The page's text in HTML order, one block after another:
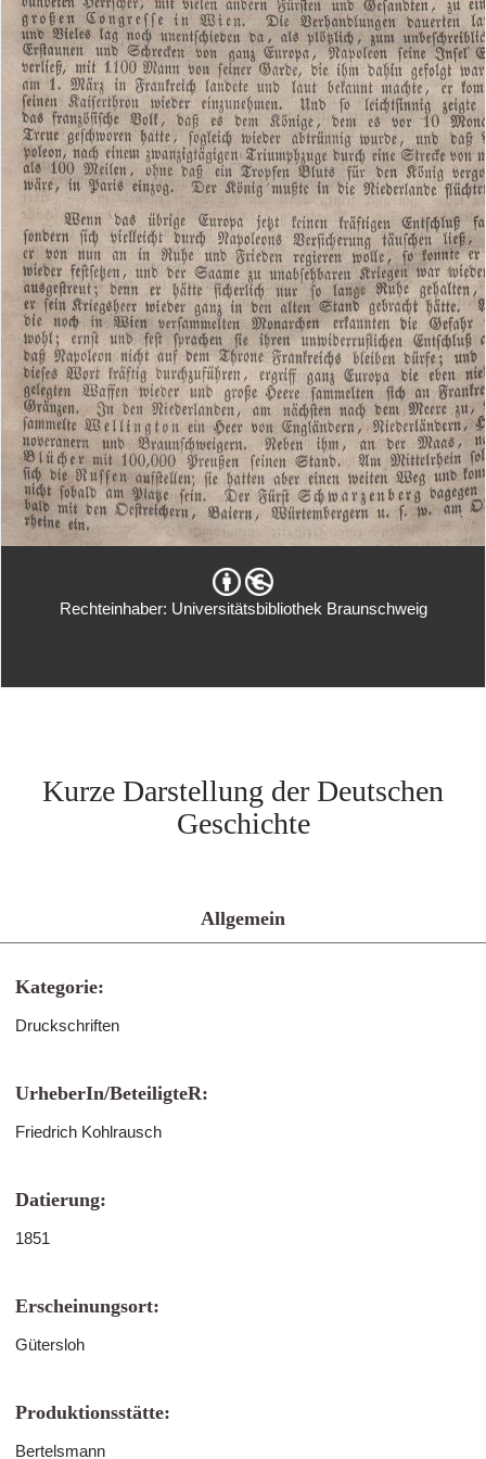
Rechteinhaber: Universitätsbibliothek Braunschweig
Kurze Darstellung der Deutschen
Geschichte
Allgemein
Kategorie:
Druckschriften
UrheberIn/BeteiligteR:
Friedrich Kohlrausch
Datierung:
1851
Erscheinungsort:
Gütersloh
Produktionsstätte:
Bertelsmann